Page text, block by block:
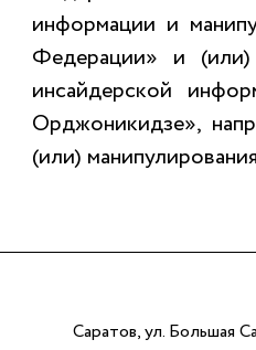
информации и
Федерации» и
инсайдерской
Орджоникидзе»,
(или)
Саратов, ул. Большая